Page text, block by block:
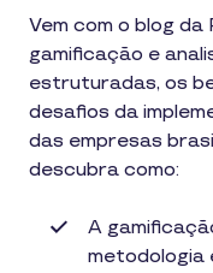
Vem com o blog da
gamificação e
estruturadas, os
desafios da
das empresas
descubra como:
A
metodologia